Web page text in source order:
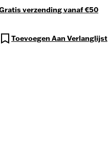
verzending vanaf €50
Toevoegen Aan Verlanglijst